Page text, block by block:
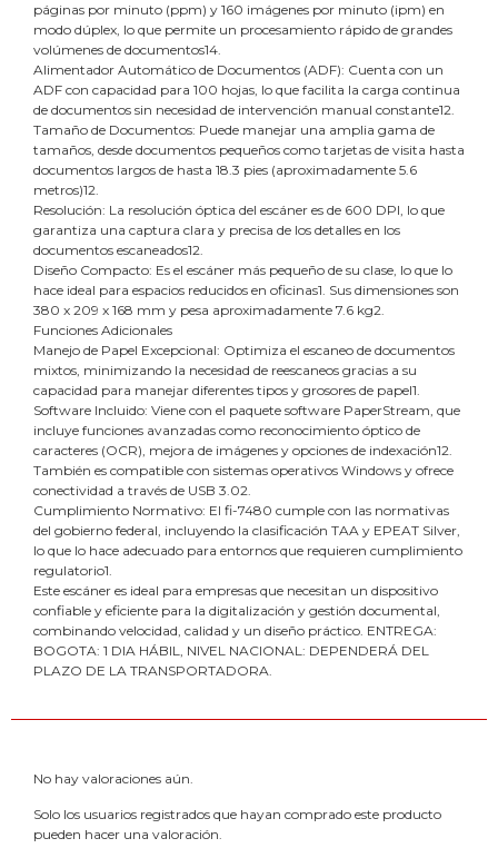
páginas por minuto (ppm) y 160 imágenes por minuto (ipm) en
modo dúplex, lo que permite un procesamiento rápido de grandes
volúmenes de documentos14.
Alimentador Automático de Documentos (ADF): Cuenta con un
ADF con capacidad para 100 hojas, lo que facilita la carga continua
de documentos sin necesidad de intervención manual constante12.
Tamaño de Documentos: Puede manejar una amplia gama de
tamaños, desde documentos pequeños como tarjetas de visita hasta
documentos largos de hasta 18.3 pies (aproximadamente 5.6
metros)12.
Resolución: La resolución óptica del escáner es de 600 DPI, lo que
garantiza una captura clara y precisa de los detalles en los
documentos escaneados12.
Diseño Compacto: Es el escáner más pequeño de su clase, lo que lo
hace ideal para espacios reducidos en oficinas1. Sus dimensiones son
380 x 209 x 168 mm y pesa aproximadamente 7.6 kg2.
Funciones Adicionales
Manejo de Papel Excepcional: Optimiza el escaneo de documentos
mixtos, minimizando la necesidad de reescaneos gracias a su
capacidad para manejar diferentes tipos y grosores de papel1.
Software Incluido: Viene con el paquete software PaperStream, que
incluye funciones avanzadas como reconocimiento óptico de
caracteres (OCR), mejora de imágenes y opciones de indexación12.
También es compatible con sistemas operativos Windows y ofrece
conectividad a través de USB 3.02.
Cumplimiento Normativo: El fi-7480 cumple con las normativas
del gobierno federal, incluyendo la clasificación TAA y EPEAT Silver,
lo que lo hace adecuado para entornos que requieren cumplimiento
regulatorio1.
Este escáner es ideal para empresas que necesitan un dispositivo
confiable y eficiente para la digitalización y gestión documental,
combinando velocidad, calidad y un diseño práctico. ENTREGA:
BOGOTA: 1 DIA HÁBIL, NIVEL NACIONAL: DEPENDERÁ DEL
PLAZO DE LA TRANSPORTADORA.
No hay valoraciones aún.
Solo los usuarios registrados que hayan comprado este producto
pueden hacer una valoración.